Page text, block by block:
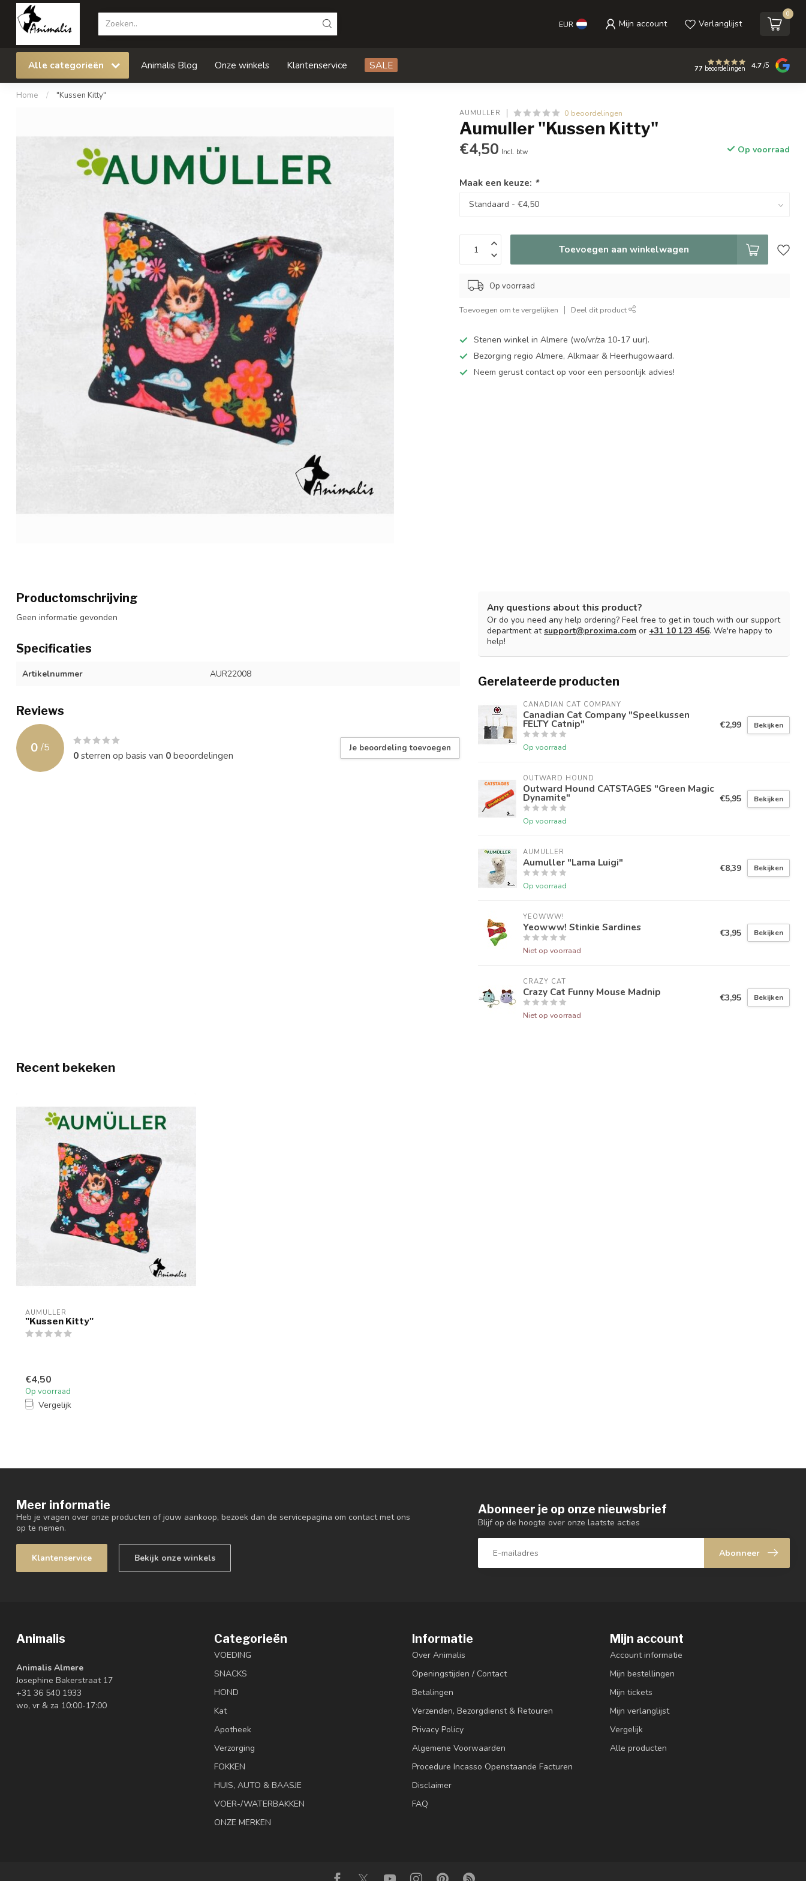
EUR Mijn account Verlanglijst
0
Alle categorieën Animalis Blog Onze winkels Klantenservice SALE 77 beoordelingen 4.7/5
Home / "Kussen Kitty"
AUMULLER 0 beoordelingen
Aumuller "Kussen Kitty"
€4,50 Incl. btw Op voorraad
Maak een keuze: *
Toevoegen aan winkelwagen
Op voorraad
Toevoegen om te vergelijken Deel dit product
Stenen winkel in Almere (wo/vr/za 10-17 uur).
Bezorging regio Almere, Alkmaar & Heerhugowaard.
Neem gerust contact op voor een persoonlijk advies!
Productomschrijving
Geen informatie gevonden
Specificaties
Artikelnummer AUR22008
Reviews
0 /5
0sterren op basis van 0beoordelingen
Je beoordeling toevoegen
Any questions about this product?
Or do you need any help ordering? Feel free to get in touch with our support
department atsupport@proxima.com or +31 10 123 456. We're happy to
help!
Gerelateerde producten
CANADIAN CAT COMPANY
Canadian Cat Company "Speelkussen
FELTY Catnip"
Op voorraad
€2,99 Bekijken
OUTWARD HOUND
Outward Hound CATSTAGES "Green Magic
Dynamite"
Op voorraad
€5,95 Bekijken
AUMULLER
Aumuller "Lama Luigi"
Op voorraad
€8,39 Bekijken
YEOWWW!
Yeowww! Stinkie Sardines
Niet op voorraad
€3,95 Bekijken
CRAZY CAT
Crazy Cat Funny Mouse Madnip
Niet op voorraad
€3,95 Bekijken
Recent bekeken
AUMULLER
"Kussen Kitty"
€4,50
Op voorraad
Vergelijk
Meer informatie
Heb je vragen over onze producten of jouw aankoop, bezoek dan de servicepagina om contact met ons
op te nemen.
Klantenservice Bekijk onze winkels
Abonneer je op onze nieuwsbrief
Blijf op de hoogte over onze laatste acties
Abonneer
Animalis
Animalis Almere
Josephine Bakerstraat 17
+31 36 540 1933
wo, vr & za 10:00-17:00
Categorieën
VOEDING
SNACKS
HOND
Kat
Apotheek
Verzorging
FOKKEN
HUIS, AUTO & BAASJE
VOER-/WATERBAKKEN
ONZE MERKEN
Informatie
Over Animalis
Openingstijden / Contact
Betalingen
Verzenden, Bezorgdienst & Retouren
Privacy Policy
Algemene Voorwaarden
Procedure Incasso Openstaande Facturen
Disclaimer
FAQ
Mijn account
Account informatie
Mijn bestellingen
Mijn tickets
Mijn verlanglijst
Vergelijk
Alle producten